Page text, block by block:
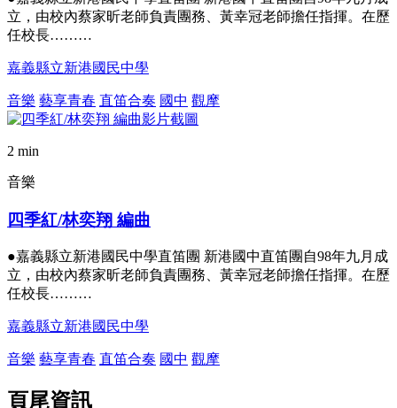
立，由校內蔡家昕老師負責團務、黃幸冠老師擔任指揮。在歷
任校長………
嘉義縣立新港國民中學
音樂 藝享青春 直笛合奏 國中 觀摩
2 min
音樂
四季紅/林奕翔 編曲
●嘉義縣立新港國民中學直笛團 新港國中直笛團自98年九月成
立，由校內蔡家昕老師負責團務、黃幸冠老師擔任指揮。在歷
任校長………
嘉義縣立新港國民中學
音樂 藝享青春 直笛合奏 國中 觀摩
頁尾資訊